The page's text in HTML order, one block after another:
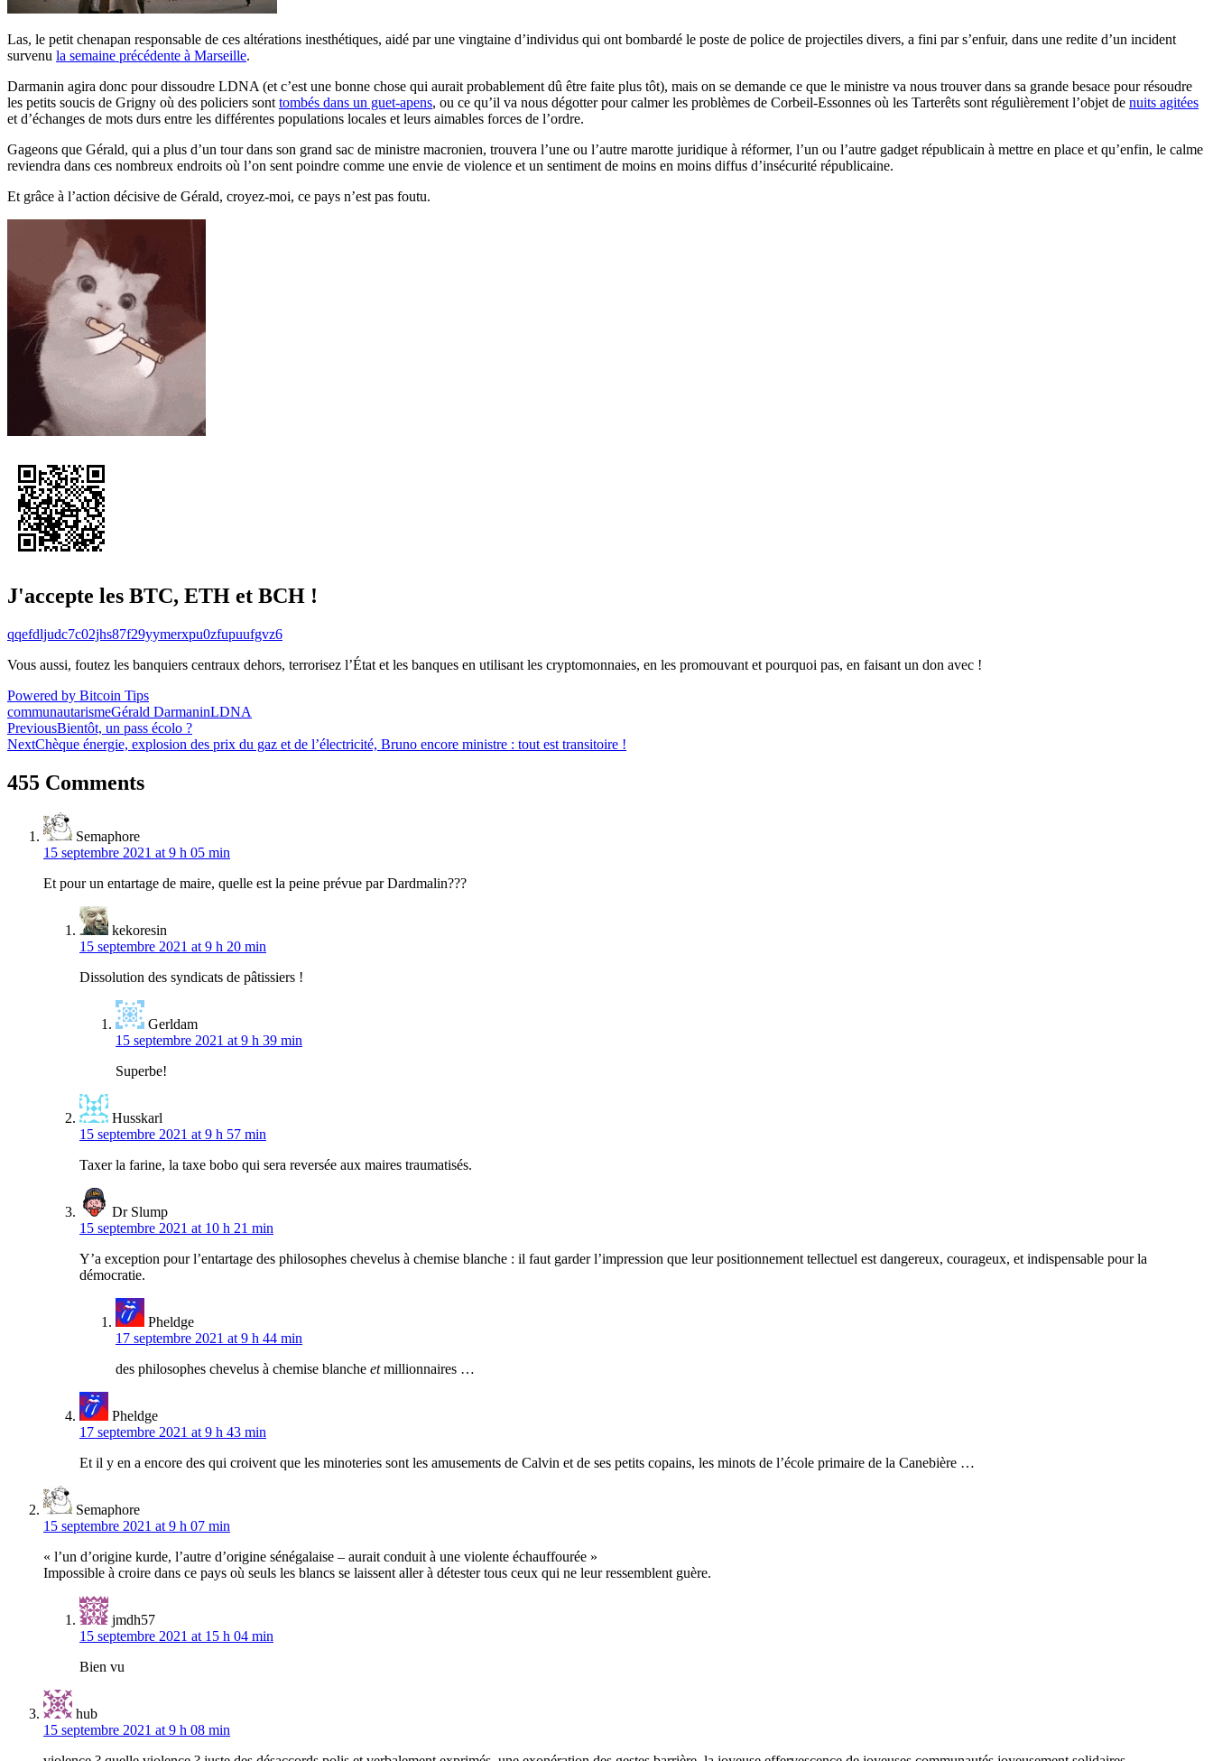
Las, le petit chenapan responsable de ces altérations inesthétiques, aidé par une vingtaine d’individus qui ont bombardé le poste de police de projectiles divers, a fini par s’enfuir, dans une redite d’un incident
survenu la semaine précédente à Marseille.
Darmanin agira donc pour dissoudre LDNA (et c’est une bonne chose qui aurait probablement dû être faite plus tôt), mais on se demande ce que le ministre va nous trouver dans sa grande besace pour résoudre
les petits soucis de Grigny où des policiers sont tombés dans un guet-apens, ou ce qu’il va nous dégotter pour calmer les problèmes de Corbeil-Essonnes où les Tarterêts sont régulièrement l’objet de nuits agitées
et d’échanges de mots durs entre les différentes populations locales et leurs aimables forces de l’ordre.
Gageons que Gérald, qui a plus d’un tour dans son grand sac de ministre macronien, trouvera l’une ou l’autre marotte juridique à réformer, l’un ou l’autre gadget républicain à mettre en place et qu’enfin, le calme
reviendra dans ces nombreux endroits où l’on sent poindre comme une envie de violence et un sentiment de moins en moins diffus d’insécurité républicaine.
Et grâce à l’action décisive de Gérald, croyez-moi, ce pays n’est pas foutu.
J'accepte les BTC, ETH et BCH !
qqefdljudc7c02jhs87f29yymerxpu0zfupuufgvz6
Vous aussi, foutez les banquiers centraux dehors, terrorisez l’État et les banques en utilisant les cryptomonnaies, en les promouvant et pourquoi pas, en faisant un don avec !
Powered by Bitcoin Tips
communautarismeGérald DarmaninLDNA
Navigation
de
l’article
PreviousBientôt, un pass écolo ?
NextChèque énergie, explosion des prix du gaz et de l’électricité, Bruno encore ministre : tout est transitoire !
455 Comments
Semaphore
15 septembre 2021 at 9 h 05 min
Et pour un entartage de maire, quelle est la peine prévue par Dardmalin???
kekoresin
15 septembre 2021 at 9 h 20 min
Dissolution des syndicats de pâtissiers !
Gerldam
15 septembre 2021 at 9 h 39 min
Superbe!
Husskarl
15 septembre 2021 at 9 h 57 min
Taxer la farine, la taxe bobo qui sera reversée aux maires traumatisés.
Dr Slump
15 septembre 2021 at 10 h 21 min
Y’a exception pour l’entartage des philosophes chevelus à chemise blanche : il faut garder l’impression que leur positionnement tellectuel est dangereux, courageux, et indispensable pour la
démocratie.
Pheldge
17 septembre 2021 at 9 h 44 min
des philosophes chevelus à chemise blanche etmillionnaires …
Pheldge
17 septembre 2021 at 9 h 43 min
Et il y en a encore des qui croivent que les minoteries sont les amusements de Calvin et de ses petits copains, les minots de l’école primaire de la Canebière …
Semaphore
15 septembre 2021 at 9 h 07 min
« l’un d’origine kurde, l’autre d’origine sénégalaise – aurait conduit à une violente échauffourée »
Impossible à croire dans ce pays où seuls les blancs se laissent aller à détester tous ceux qui ne leur ressemblent guère.
jmdh57
15 septembre 2021 at 15 h 04 min
Bien vu
hub
15 septembre 2021 at 9 h 08 min